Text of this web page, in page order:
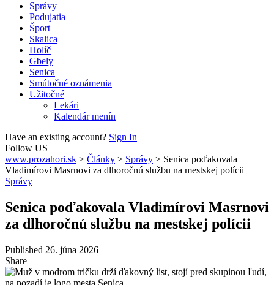
Správy
Podujatia
Šport
Skalica
Holíč
Gbely
Senica
Smútočné oznámenia
Užitočné
Lekári
Kalendár menín
Have an existing account? Sign In
Follow US
www.prozahori.sk > Články > Správy > Senica poďakovala
Vladimírovi Masrnovi za dlhoročnú službu na mestskej polícii
Správy
Senica poďakovala Vladimírovi Masrnovi
za dlhoročnú službu na mestskej polícii
Published 26. júna 2026
Share